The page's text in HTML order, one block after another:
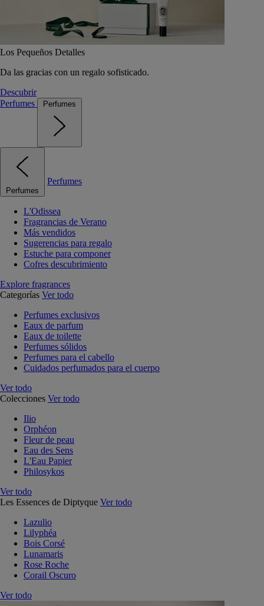
Los Pequeños Detalles
Da las gracias con un regalo sofisticado.
Descubrir
Perfumes
Perfumes
Perfumes
Perfumes
L'Odissea
Fragrancias de Verano
Más vendidos
Sugerencias para regalo
Estuche para componer
Cofres descubrimiento
Explore fragrances
Categorías Ver todo
Perfumes exclusivos
Eaux de parfum
Eaux de toilette
Perfumes sólidos
Perfumes para el cabello
Cuidados perfumados para el cuerpo
Ver todo
Colecciones Ver todo
Ilio
Orphéon
Fleur de peau
Eau des Sens
L'Eau Papier
Philosykos
Ver todo
Les Essences de Diptyque Ver todo
Lazulio
Lilyphéa
Bois Corsé
Lunamaris
Rose Roche
Corail Oscuro
Ver todo